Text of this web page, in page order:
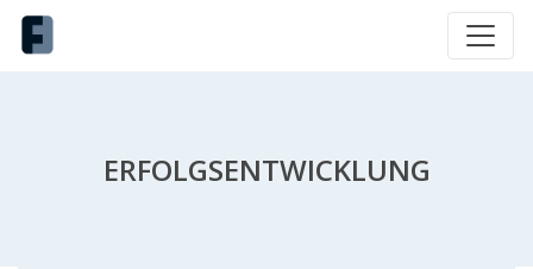
ERFOLGSENTWICKLUNG